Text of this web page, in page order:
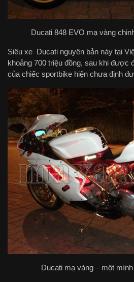
Ducati 848 EVO mạ vàng
Siêu xe Ducati nguyên bản này tại
khoảng 700 triệu đồng, sau khi được
của chiếc sportbike hiện chưa định
Ducati mạ vàng – một